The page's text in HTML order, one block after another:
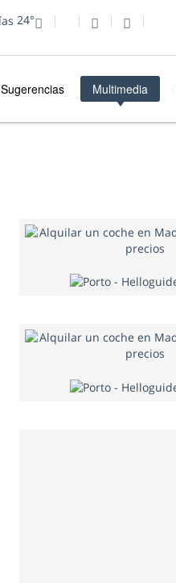
24°
Sugerencias Multimedia